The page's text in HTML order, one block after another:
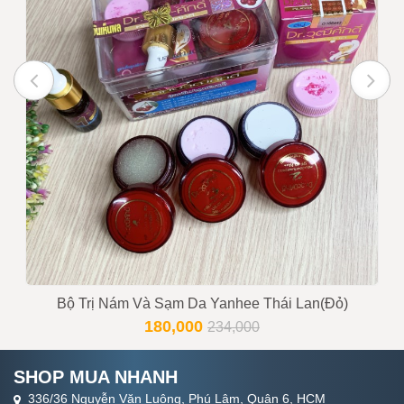
đơn
Trạng thái Còn hàng
Tư vấn viên 0916999853 - 0919896393
Bộ Trị Nám Và Sạm Da Yanhee Thái Lan(Đỏ)
180,000 234,000
SHOP MUA NHANH
336/36 Nguyễn Văn Luông, Phú Lâm, Quận 6, HCM